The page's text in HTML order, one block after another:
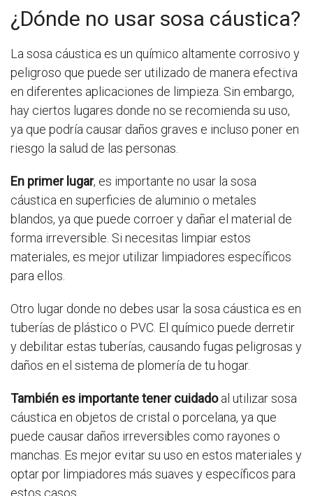
¿Dónde no usar sosa cáustica?
La sosa cáustica es un químico altamente corrosivo y
peligroso que puede ser utilizado de manera efectiva
en diferentes aplicaciones de limpieza. Sin embargo,
hay ciertos lugares donde no se recomienda su uso,
ya que podría causar daños graves e incluso poner en
riesgo la salud de las personas.
En primer lugar, es importante no usar la sosa
cáustica en superficies de aluminio o metales
blandos, ya que puede corroer y dañar el material de
forma irreversible. Si necesitas limpiar estos
materiales, es mejor utilizar limpiadores específicos
para ellos.
Otro lugar donde no debes usar la sosa cáustica es en
tuberías de plástico o PVC. El químico puede derretir
y debilitar estas tuberías, causando fugas peligrosas y
daños en el sistema de plomería de tu hogar.
También es importante tener cuidadoal utilizar sosa
cáustica en objetos de cristal o porcelana, ya que
puede causar daños irreversibles como rayones o
manchas. Es mejor evitar su uso en estos materiales y
optar por limpiadores más suaves y específicos para
estos casos.